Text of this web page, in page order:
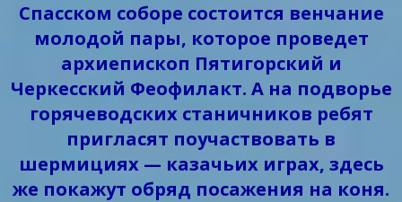
Спасском соборе состоится венчание
молодой пары, которое проведет
архиепископ Пятигорский и
Черкесский Феофилакт. А на подворье
горячеводских станичников ребят
пригласят поучаствовать в
шермициях — казачьих играх, здесь
же покажут обряд посажения на коня.